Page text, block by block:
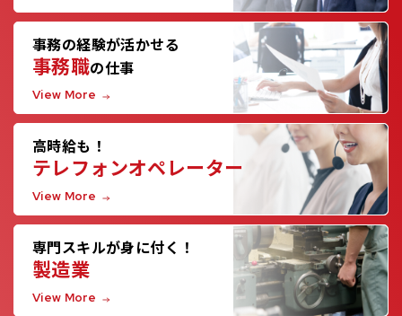
事務の経験が活かせる
事務職の仕事
View More
高時給も！
テレフォンオペレーター
View More
専門スキルが身に付く！
製造業
View More